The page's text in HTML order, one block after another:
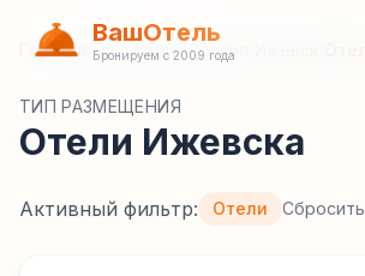
ВашОтель
Бронируем с 2009 года
Главная Гостиницы/Россия
ТИП РАЗМЕЩЕНИЯ
Отели Ижевска
Активный фильтр: Отели Сбросить